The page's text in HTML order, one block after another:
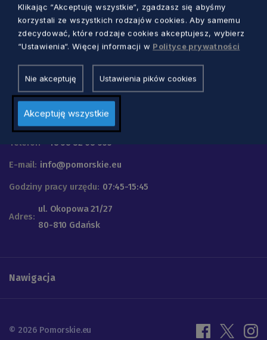
Urząd Marszałkowski
Województwa Pomorskiego
Telefon +48 58 32 68 555
E-mail: info@pomorskie.eu
Godziny pracy urzędu: 07:45-15:45
Adres:
ul. Okopowa 21/27
80-810 Gdańsk
Nawigacja
© 2026 Pomorskie.eu
Klikając “Akceptuję wszystkie“, zgadzasz się abyśmy
korzystali ze wszystkich rodzajów cookies. Aby samemu
zdecydować, które rodzaje cookies akceptujesz, wybierz
“Ustawienia“. Więcej informacji w Polityce prywatności
Nie akceptuję Ustawienia pików cookies
Akceptuję wszystkie